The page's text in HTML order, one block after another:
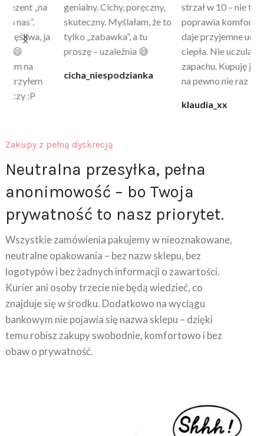
genialny. Cichy, poręczny,
skuteczny. Myślałam, że to
tylko „zabawka”, a tu
proszę – uzależnia 😅
cicha_niespodzianka
strzał w 10 – nie tylko
poprawia komfort, ale też
daje przyjemne uczucie
ciepła. Nie uczula, bez
zapachu. Kupuję już 3 raz i
na pewno nie raz kupie
Zakupy z pełną dyskrecją
Neutralna przesyłka, pełna
anonimowość – bo Twoja
prywatność to nasz priorytet.
Wszystkie zamówienia pakujemy w nieoznakowane,
neutralne opakowania – bez nazw sklepu, bez
logotypów i bez żadnych informacji o zawartości.
Kurier ani osoby trzecie nie będą wiedzieć, co
znajduje się w środku. Dodatkowo na wyciągu
bankowym nie pojawia się nazwa sklepu – dzięki
temu robisz zakupy swobodnie, komfortowo i bez
obaw o prywatność.